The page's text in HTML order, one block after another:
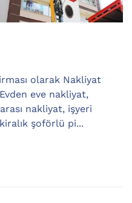
olarak Nakliyat
eve nakliyat,
nakliyat, işyeri
kiralık şoförlü pi...